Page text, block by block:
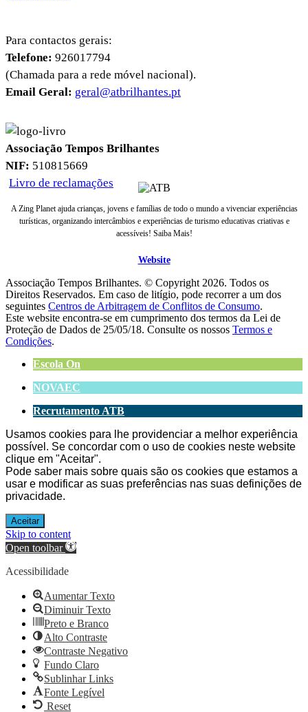
Para contactos gerais:
Telefone: 926017794
(Chamada para a rede móvel nacional).
Email Geral: geral@atbrilhantes.pt
Associação Tempos Brilhantes
NIF: 510815669
Livro de reclamações
A Zing Planet ajuda crianças, jovens e famílias de todo o mundo a vivenciar experiências
turísticas, organizando intercâmbios e experiências de turismo educativas criativas e
acessíveis! Saiba Mais!
Website
Associação Tempos Brilhantes. © Copyright 2026. Todos os
Direitos Reservados. Em caso de litígio, pode recorrer a um dos
seguintes Centros de Arbitragem de Conflitos de Consumo.
Este website encontra-se em cumprimento dos termos da Lei de
Proteção de Dados de 25/05/18. Consulte os nossos Termos e
Condições.
Escola On
NOVAEC
Recrutamento ATB
Usamos cookies para lhe providenciar a melhor experiência
possível. Se concordar com o uso de cookies neste website
clique em "Aceitar".
Pode saber mais sobre quais são os cookies que estamos a
usar e modificar as suas preferências nas suas definições de
privacidade.
Aceitar
Skip to content
Open toolbar
Acessibilidade
Aumentar Texto
Diminuir Texto
Preto e Branco
Alto Contraste
Contraste Negativo
Fundo Claro
Sublinhar Links
Fonte Legível
Reset